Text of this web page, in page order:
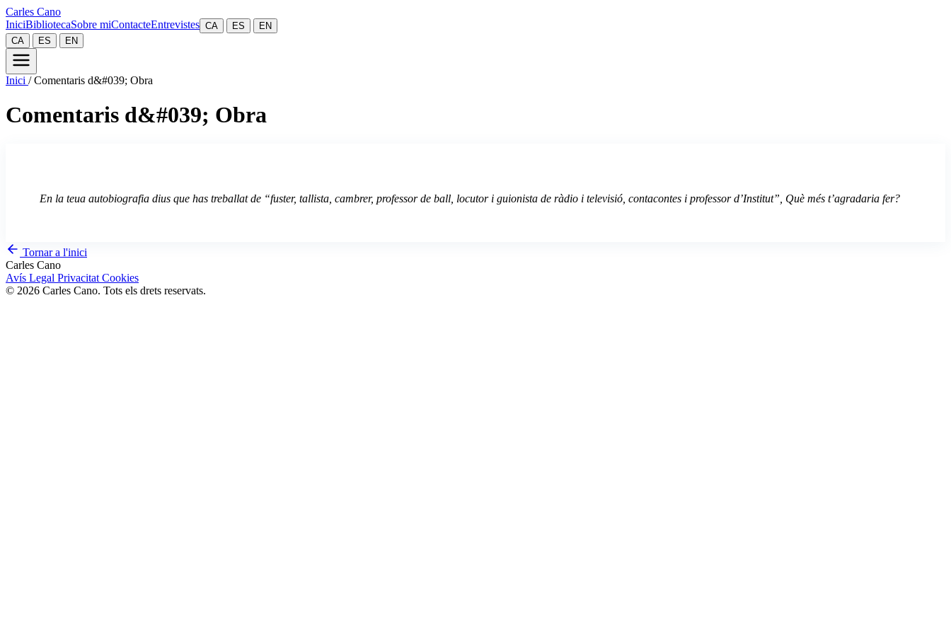
Carles Cano
IniciBibliotecaSobre miContacteEntrevistes CA ES
EN
CA
ES EN
Inici / Comentaris d&#039; Obra
Comentaris d&#039; Obra
En la teua autobiografia dius que has treballat de “fuster, tallista, cambrer, professor de ball, locutor i guionista de ràdio i televisió, contacontes i professor d’Institut”, Què més t’agradaria fer?
Tornar a l'inici
Carles Cano
Avís Legal Privacitat Cookies
© 2026 Carles Cano. Tots els drets reservats.